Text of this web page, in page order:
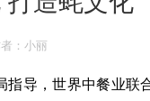
：小丽
导，世界中餐业联